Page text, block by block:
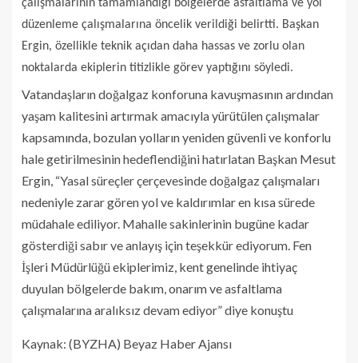
çalışmalarının tamamlandığı bölgelerde asfaltlama ve yol
düzenleme çalışmalarına öncelik verildiği belirtti. Başkan
Ergin, özellikle teknik açıdan daha hassas ve zorlu olan
noktalarda ekiplerin titizlikle görev yaptığını söyledi.
Vatandaşların doğalgaz konforuna kavuşmasının ardından
yaşam kalitesini artırmak amacıyla yürütülen çalışmalar
kapsamında, bozulan yolların yeniden güvenli ve konforlu
hale getirilmesinin hedeflendiğini hatırlatan Başkan Mesut
Ergin, “Yasal süreçler çerçevesinde doğalgaz çalışmaları
nedeniyle zarar gören yol ve kaldırımlar en kısa sürede
müdahale ediliyor. Mahalle sakinlerinin bugüne kadar
gösterdiği sabır ve anlayış için teşekkür ediyorum. Fen
İşleri Müdürlüğü ekiplerimiz, kent genelinde ihtiyaç
duyulan bölgelerde bakım, onarım ve asfaltlama
çalışmalarına aralıksız devam ediyor” diye konuştu
Kaynak: (BYZHA) Beyaz Haber Ajansı